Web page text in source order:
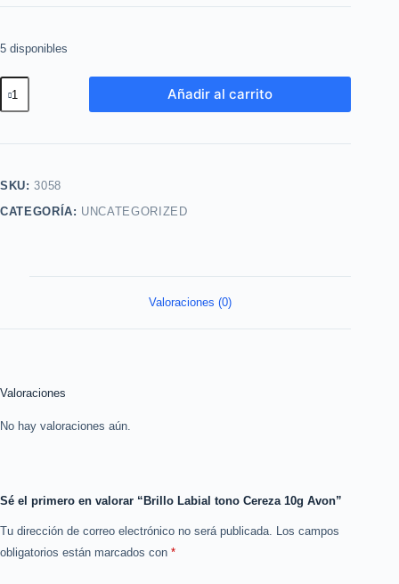
5 disponibles
Labial
Avon
cantidad
Añadir al carrito
SKU:3058
CATEGORÍA: UNCATEGORIZED
Valoraciones (0)
Valoraciones
No hay valoraciones aún.
Sé el primero en valorar “Brillo Labial tono Cereza 10g Avon”
Tu dirección de correo electrónico no será publicada.
Los campos
obligatorios están marcados con *